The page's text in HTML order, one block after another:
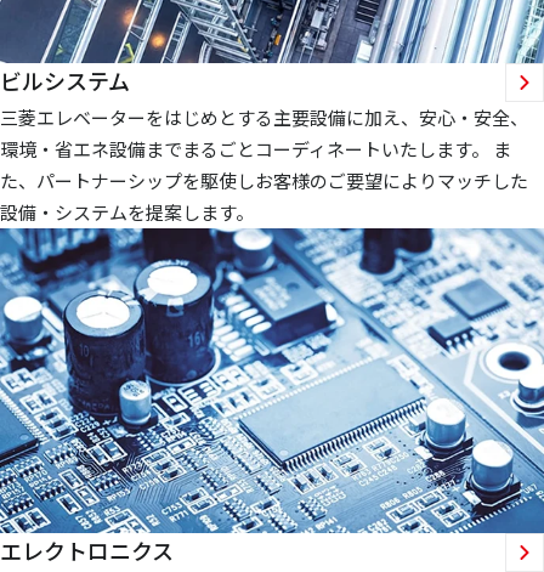
ビルシステム
三菱エレベーターをはじめとする主要設備に加え、安心・安全、
環境・省エネ設備までまるごとコーディネートいたします。 ま
た、パートナーシップを駆使しお客様のご要望によりマッチした
設備・システムを提案します。
エレクトロニクス